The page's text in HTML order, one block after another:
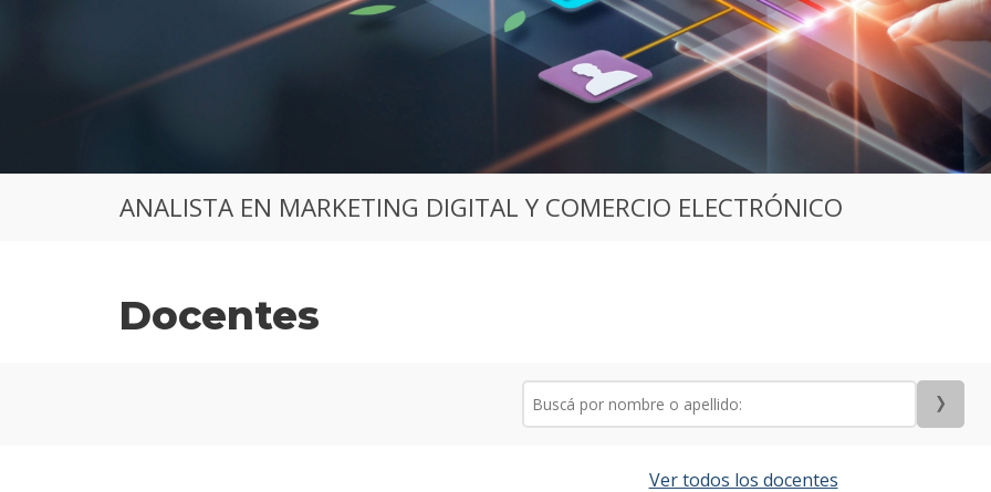
ANALISTA EN MARKETING DIGITAL Y COMERCIO ELECTRÓNICO
Docentes
Ver todos los docentes